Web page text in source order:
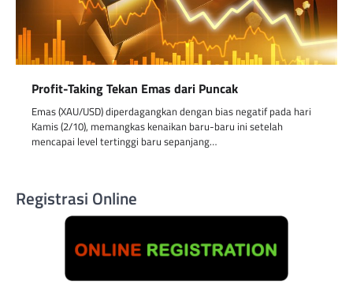
Profit-Taking Tekan Emas dari Puncak
Emas (XAU/USD) diperdagangkan dengan bias negatif pada hari
Kamis (2/10), memangkas kenaikan baru-baru ini setelah
mencapai level tertinggi baru sepanjang…
Registrasi Online